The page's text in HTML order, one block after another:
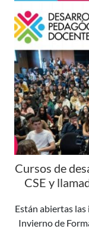
Cursos de
CSE y
Están abiertas
Invierno de